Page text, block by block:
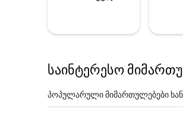
საინტერესო
პოპულარული მიმართულებები